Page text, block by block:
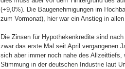
(+9,0%). Die Baugenehmigungen im
zum Vormonat), hier war ein Anstieg in
Die Zinsen für Hypothekenkredite sind
zwar das erste Mal seit April vergangenen
sich aber immer noch nahe des
Stimmung in der deutschen Industrie laut